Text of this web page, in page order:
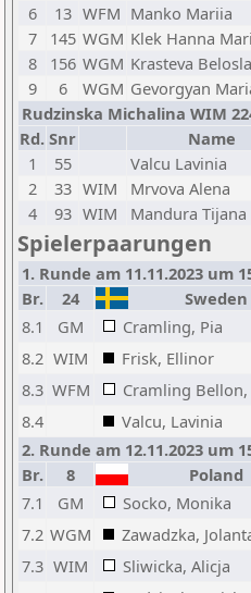
6
13 WFM Manko Mariia
7
145 WGM Klek Hanna
8
156 WGM Krasteva
9
6 WGM Gevorgyan
Rudzinska Michalina WIM
Rd. Snr Name
1
55 Valcu Lavinia
2
33 WIM Mrvova Alena
4
93 WIM Mandura Tijana
Spielerpaarungen
1. Runde am 11.11.2023 um
Br.
24 Sweden
8.1
GM Cramling, Pia
8.2 WIM Frisk, Ellinor
8.3 WFM Cramling Bellon,
8.4
Valcu, Lavinia
2. Runde am 12.11.2023 um
Br.
8 Poland
7.1
GM Socko, Monika
7.2 WGM Zawadzka,
7.3 WIM Sliwicka, Alicja